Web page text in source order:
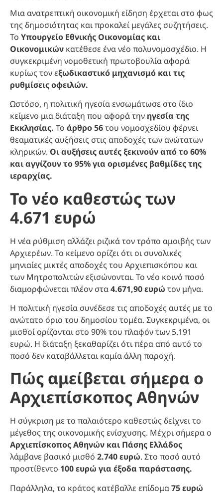
Μια ανατρεπτική οικονομική είδηση έρχεται στο φως
της δημοσιότητας και προκαλεί μεγάλες συζητήσεις.
Το Υπουργείο Εθνικής Οικονομίας και
Οικονομικών κατέθεσε ένα νέο πολυνομοσχέδιο. Η
συγκεκριμένη νομοθετική πρωτοβουλία αφορά
κυρίως τον εξωδικαστικό μηχανισμό και τις
ρυθμίσεις οφειλών.
Ωστόσο, η πολιτική ηγεσία ενσωμάτωσε στο ίδιο
κείμενο μια διάταξη που αφορά την ηγεσία της
Εκκλησίας. Το άρθρο 56του νομοσχεδίου φέρνει
θεαματικές αυξήσεις στις αποδοχές των ανώτατων
κληρικών. Οι αυξήσεις αυτές ξεκινούν από το 60%
και αγγίζουν το 95% για ορισμένες βαθμίδες της
ιεραρχίας.
Το νέο καθεστώς των
4.671 ευρώ
Η νέα ρύθμιση αλλάζει ριζικά τον τρόπο αμοιβής των
Αρχιερέων. Το κείμενο ορίζει ότι οι συνολικές
μηνιαίες μικτές αποδοχές του Αρχιεπισκόπου και
των Μητροπολιτών εξισώνονται. Το νέο κοινό ποσό
διαμορφώνεται πλέον στα4.671,90 ευρώ τον μήνα.
Η πολιτική ηγεσία συνέδεσε τις αποδοχές αυτές με το
ανώτατο όριο του δημοσίου τομέα. Συγκεκριμένα, οι
μισθοί ορίζονται στο 90% του πλαφόν των 5.191
ευρώ. Η διάταξη ξεκαθαρίζει ότι πέρα από αυτό το
ποσό δεν καταβάλλεται καμία άλλη παροχή.
Πώς αμείβεται σήμερα ο
Αρχιεπίσκοπος Αθηνών
Η σύγκριση με το παλαιότερο καθεστώς δείχνει το
μέγεθος της οικονομικής ενίσχυσης. Μέχρι σήμερα ο
Αρχιεπίσκοπος Αθηνών και Πάσης Ελλάδος
λάμβανε βασικό μισθό 2.740 ευρώ. Στο ποσό αυτό
προστίθεντο 100 ευρώ για έξοδα παράστασης.
Παράλληλα, το κράτος κατέβαλλε επίδομα75 ευρώ